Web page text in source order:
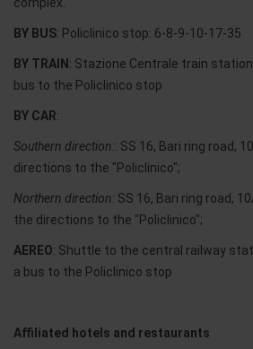
BY BUS: Policlinico stop: 6-8-9-10-17-35
BY TRAIN : Stazione Centrale train
bus to the Policlinico stop
BY CAR:
Southern direction:: SS 16, Bari ring road,
directions to the "Policlinico";
Northern direction: SS 16, Bari ring road,
the directions to the "Policlinico";
AEREO: Shuttle to the central railway
a bus to the Policlinico stop
Affiliated hotels and restaurants